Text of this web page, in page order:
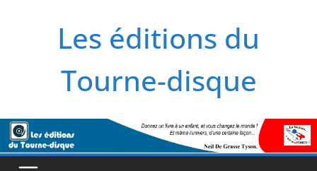
Les éditions du
Tourne-disque